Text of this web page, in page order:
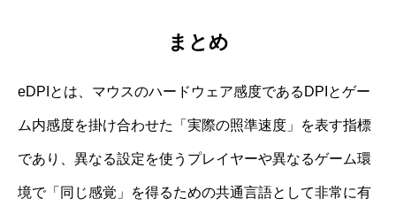
まとめ
eDPIとは、マウスのハードウェア感度であるDPIとゲー
ム内感度を掛け合わせた「実際の照準速度」を表す指標
であり、異なる設定を使うプレイヤーや異なるゲーム環
境で「同じ感覚」を得るための共通言語として非常に有